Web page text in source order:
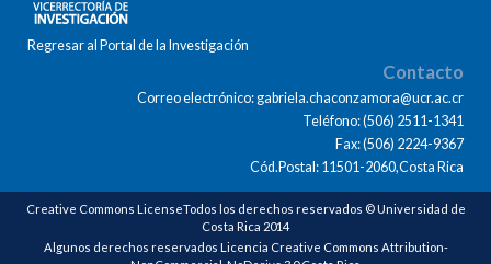
Regresar al Portal de la Investigación
Contacto
Correo electrónico: gabriela.chaconzamora@ucr.ac.cr
Teléfono: (506) 2511-1341
Fax: (506) 2224-9367
Cód.Postal: 11501-2060,Costa Rica
Creative Commons LicenseTodos los derechos reservados © Universidad de
Costa Rica 2014
Algunos derechos reservados Licencia Creative Commons Attribution-